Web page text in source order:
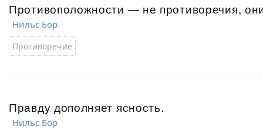
Противоположности — не противоречия,
Нильс Бор
Противоречие
Правду дополняет ясность.
Нильс Бор